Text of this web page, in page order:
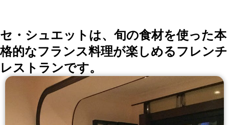
セ・シュエットは、旬の食材を使った本
格的なフランス料理が楽しめるフレンチ
レストランです。